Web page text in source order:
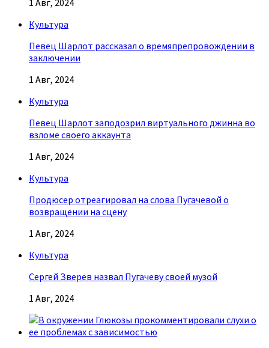
1 Авг, 2024
Культура
Певец Шарлот рассказал о времяпрепровождении в
заключении
1 Авг, 2024
Культура
Певец Шарлот заподозрил виртуального джинна во
взломе своего аккаунта
1 Авг, 2024
Культура
Продюсер отреагировал на слова Пугачевой о
возвращении на сцену
1 Авг, 2024
Культура
Сергей Зверев назвал Пугачеву своей музой
1 Авг, 2024